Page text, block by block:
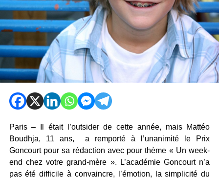
Paris – Il était l’outsider de cette année, mais Mattéo
Boudhja, 11 ans, a remporté à l’unanimité le Prix
Goncourt pour sa rédaction avec pour thème « Un week-
end chez votre grand-mère ». L’académie Goncourt n’a
pas été difficile à convaincre, l’émotion, la simplicité du